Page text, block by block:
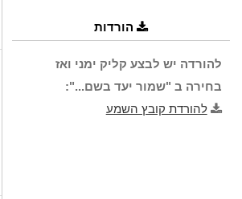
הורדות
להורדה יש לבצע קליק ימני ואז
בחירה ב "שמור יעד בשם...":
להורדת קובץ השמע